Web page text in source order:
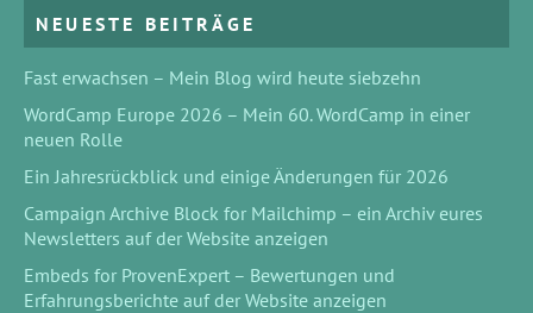
NEUESTE BEITRÄGE
Fast erwachsen – Mein Blog wird heute siebzehn
WordCamp Europe 2026 – Mein 60. WordCamp in einer
neuen Rolle
Ein Jahresrückblick und einige Änderungen für 2026
Campaign Archive Block for Mailchimp – ein Archiv eures
Newsletters auf der Website anzeigen
Embeds for ProvenExpert – Bewertungen und
Erfahrungsberichte auf der Website anzeigen